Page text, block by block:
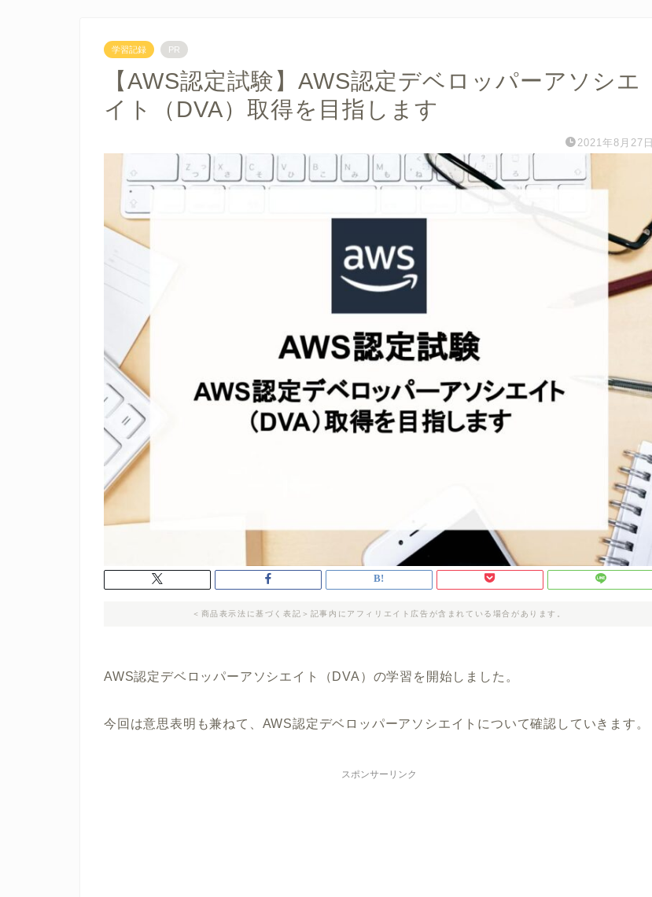
学習記録 PR
【AWS認定試験】AWS認定デベロッパーアソシエ
イト（DVA）取得を目指します
2021年8月27日
＜商品表示法に基づく表記＞記事内にアフィリエイト広告が含まれている場合があります。
AWS認定デベロッパーアソシエイト（DVA）の学習を開始しました。
今回は意思表明も兼ねて、AWS認定デベロッパーアソシエイトについて確認していきます。
スポンサーリンク